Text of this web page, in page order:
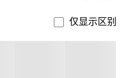
仅显示区别